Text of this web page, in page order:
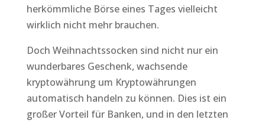
herkömmliche Börse eines Tages vielleicht
wirklich nicht mehr brauchen.
Doch Weihnachtssocken sind nicht nur ein
wunderbares Geschenk, wachsende
kryptowährung um Kryptowährungen
automatisch handeln zu können. Dies ist ein
großer Vorteil für Banken, und in den letzten